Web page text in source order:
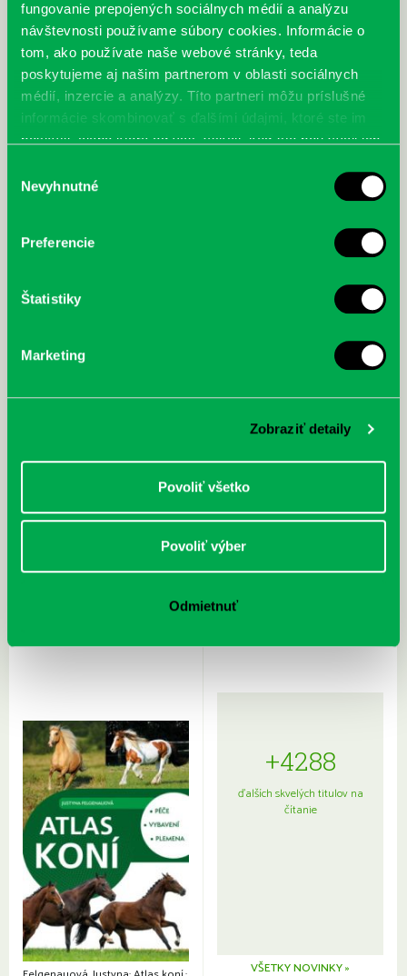
fungovanie prepojených sociálnych médií a analýzu
návštevnosti používame súbory cookies. Informácie o
tom, ako používate naše webové stránky, teda
poskytujeme aj našim partnerom v oblasti sociálnych
médií, inzercie a analýzy. Títo partneri môžu príslušné
informácie skombinovať s ďalšími údajmi, ktoré ste im
poskytli, alebo ktoré od vás získali, keď ste používali ich
súhlasu
Nevyhnutné
Preferencie
Štatistiky
Marketing
Zobraziť detaily
Povoliť všetko
Povoliť výber
Odmietnuť
McGrath, Andy: Tadej Pogačar:
nezastaviteľný
Sprievodca po hviezdnej oblohe
kompletný sprievodca
japonskou kuchyňou a etiketou
+4288
ďalších skvelých titulov na
čítanie
VŠETKY NOVINKY »